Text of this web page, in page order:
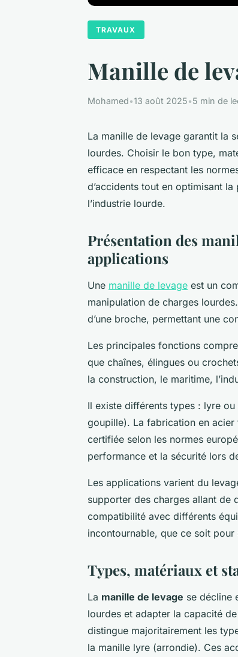
TRAVAUX
Manille de
Mohamed•13 août 2025•5 min de
La manille de levage garantit la
lourdes. Choisir le bon type,
efficace en respectant les
d’accidents tout en optimisant
l’industrie lourde.
Présentation des
applications
Une manille de levage est un
manipulation de charges
d’une broche, permettant une
Les principales fonctions
que chaînes, élingues ou
la construction, le maritime,
Il existe différents types : lyre
goupille). La fabrication en
certifiée selon les normes
performance et la sécurité lors
Les applications varient du
supporter des charges allant de
compatibilité avec différents
incontournable, que ce soit
Types, matériaux et
La manille de levage se décline
lourdes et adapter la capacité
distingue majoritairement les
la manille lyre (arrondie). Ces